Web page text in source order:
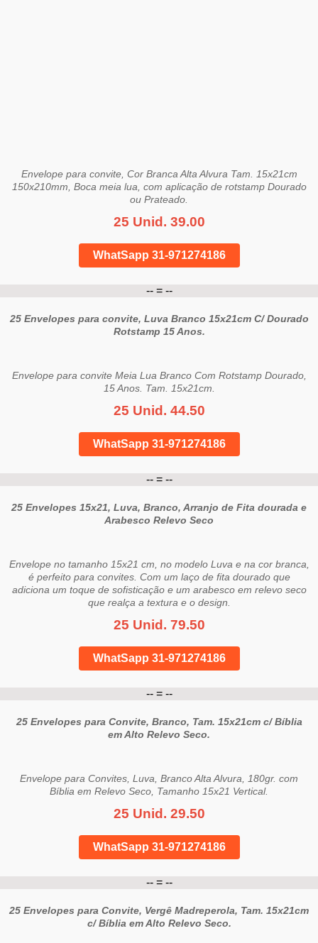
Envelope para convite, Cor Branca Alta Alvura Tam. 15x21cm
150x210mm, Boca meia lua, com aplicação de rotstamp Dourado
ou Prateado.
25 Unid. 39.00
WhatSapp 31-971274186
-- = --
25 Envelopes para convite, Luva Branco 15x21cm C/ Dourado
Rotstamp 15 Anos.
Envelope para convite Meia Lua Branco Com Rotstamp Dourado,
15 Anos. Tam. 15x21cm.
25 Unid. 44.50
WhatSapp 31-971274186
-- = --
25 Envelopes 15x21, Luva, Branco, Arranjo de Fita dourada e
Arabesco Relevo Seco
Envelope no tamanho 15x21 cm, no modelo Luva e na cor branca,
é perfeito para convites. Com um laço de fita dourado que
adiciona um toque de sofisticação e um arabesco em relevo seco
que realça a textura e o design.
25 Unid. 79.50
WhatSapp 31-971274186
-- = --
25 Envelopes para Convite, Branco, Tam. 15x21cm c/ Bíblia
em Alto Relevo Seco.
Envelope para Convites, Luva, Branco Alta Alvura, 180gr. com
Bíblia em Relevo Seco, Tamanho 15x21 Vertical.
25 Unid. 29.50
WhatSapp 31-971274186
-- = --
25 Envelopes para Convite, Vergê Madreperola, Tam. 15x21cm
c/ Bíblia em Alto Relevo Seco.